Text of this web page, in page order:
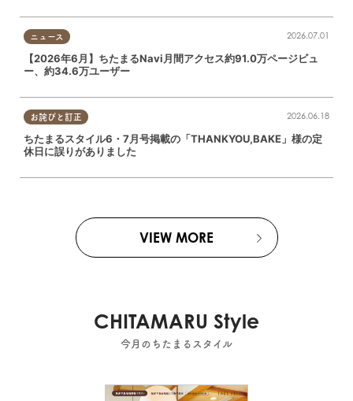
ニュース 2026.07.01
【2026年6月】ちたまるNavi月間アクセス約91.0万ページビュ
ー、約34.6万ユーザー
お詫びと訂正 2026.06.18
ちたまるスタイル6・7月号掲載の「THANKYOU,BAKE」様の定
休日に誤りがありました
VIEW MORE
CHITAMARU Style
今月のちたまるスタイル